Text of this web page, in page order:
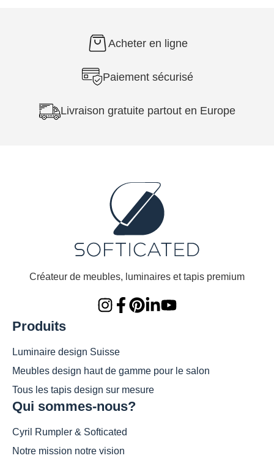
Acheter en ligne
Paiement sécurisé
Livraison gratuite partout en Europe
Créateur de meubles, luminaires et tapis premium
Produits
Luminaire design Suisse
Meubles design haut de gamme pour le salon
Tous les tapis design sur mesure
Qui sommes-nous?
Cyril Rumpler & Softicated
Notre mission notre vision